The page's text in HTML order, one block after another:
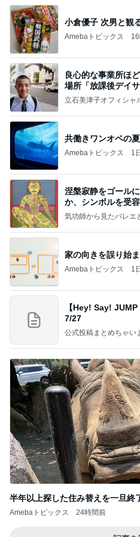
小倉優子 次男と観
Amebaトピックス
良心的な事業所ほ
場所「放課後デイ
実の
立石美津子オフィシャ
共働きワンオペの
Amebaトピックス 1
涅槃寂静をゴール
か、シンボルを受
ことが
気功師から見たバレエ
家の向きを誤り始
Amebaトピックス 1
【Hey! Say!
7/27
公式投稿まとめちゃい
半年以上探した住み替えを一旦終
Amebaトピックス 24時間前